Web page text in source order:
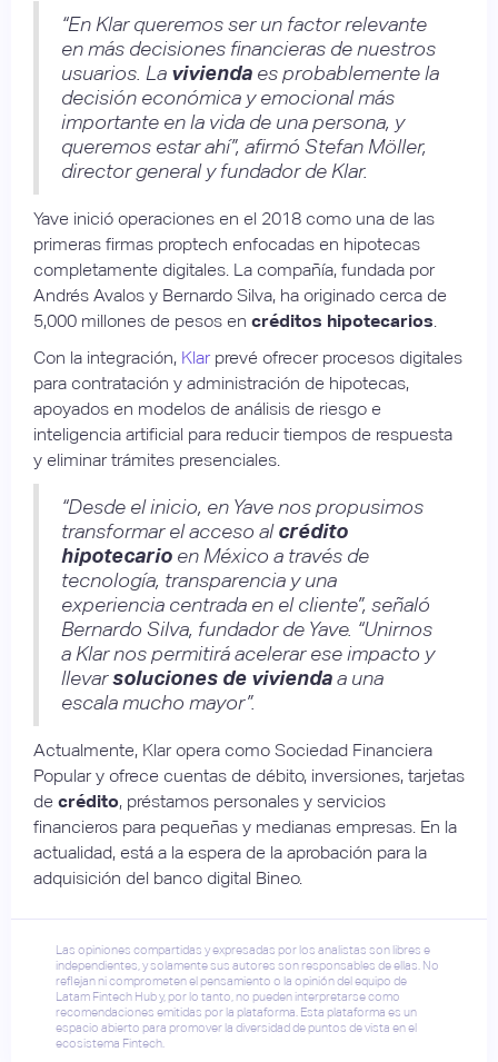
“En Klar queremos ser un factor relevante
en más decisiones financieras de nuestros
usuarios. La vivienda es probablemente la
decisión económica y emocional más
importante en la vida de una persona, y
queremos estar ahí”, afirmó Stefan Möller,
director general y fundador de Klar.
Yave inició operaciones en el 2018 como una de las
primeras firmas proptech enfocadas en hipotecas
completamente digitales. La compañía, fundada por
Andrés Avalos y Bernardo Silva, ha originado cerca de
5,000 millones de pesos en créditos hipotecarios.
Con la integración, Klarprevé ofrecer procesos digitales
para contratación y administración de hipotecas,
apoyados en modelos de análisis de riesgo e
inteligencia artificial para reducir tiempos de respuesta
y eliminar trámites presenciales.
“Desde el inicio, en Yave nos propusimos
transformar el acceso alcrédito
hipotecario en México a través de
tecnología, transparencia y una
experiencia centrada en el cliente”, señaló
Bernardo Silva, fundador de Yave. “Unirnos
a Klar nos permitirá acelerar ese impacto y
llevarsoluciones de viviendaa una
escala mucho mayor”.
Actualmente, Klar opera como Sociedad Financiera
Popular y ofrece cuentas de débito, inversiones, tarjetas
de crédito, préstamos personales y servicios
financieros para pequeñas y medianas empresas. En la
actualidad, está a la espera de la aprobación para la
adquisición del banco digital Bineo.
Las opiniones compartidas y expresadas por los analistas son libres e
independientes, y solamente sus autores son responsables de ellas. No
reflejan ni comprometen el pensamiento o la opinión del equipo de
Latam Fintech Hub y, por lo tanto, no pueden interpretarse como
recomendaciones emitidas por la plataforma. Esta plataforma es un
espacio abierto para promover la diversidad de puntos de vista en el
ecosistema Fintech.